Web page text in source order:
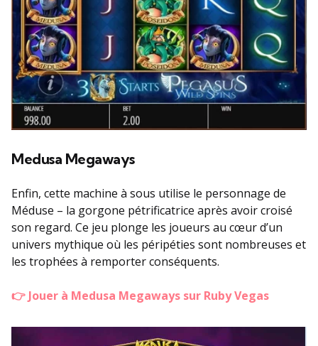
Medusa Megaways
Enfin, cette machine à sous utilise le personnage de
Méduse – la gorgone pétrificatrice après avoir croisé
son regard. Ce jeu plonge les joueurs au cœur d’un
univers mythique où les péripéties sont nombreuses et
les trophées à remporter conséquents.
👉 Jouer à Medusa Megaways sur Ruby Vegas